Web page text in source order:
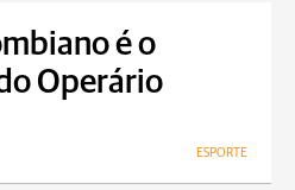
é o
Operário
ESPORTE